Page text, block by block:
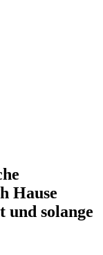
Hause
solange